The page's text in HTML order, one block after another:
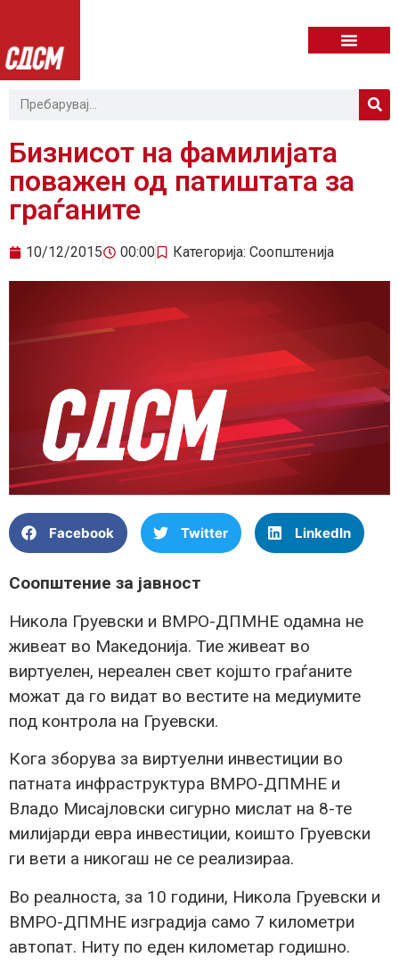
Бизнисот на фамилијата
поважен од патиштата за
граѓаните
10/12/2015 00:00 Категорија: Соопштенија
Facebook Twitter LinkedIn
Соопштение за јавност
Никола Груевски и ВМРО-ДПМНЕ одамна не
живеат во Македонија. Тие живеат во
виртуелен, нереален свет којшто граѓаните
можат да го видат во вестите на медиумите
под контрола на Груевски.
Кога зборува за виртуелни инвестиции во
патната инфраструктура ВМРО-ДПМНЕ и
Владо Мисајловски сигурно мислат на 8-те
милијарди евра инвестиции, коишто Груевски
ги вети а никогаш не се реализираа.
Во реалноста, за 10 години, Никола Груевски и
ВМРО-ДПМНЕ изградија само 7 километри
автопат. Ниту по еден километар годишно.